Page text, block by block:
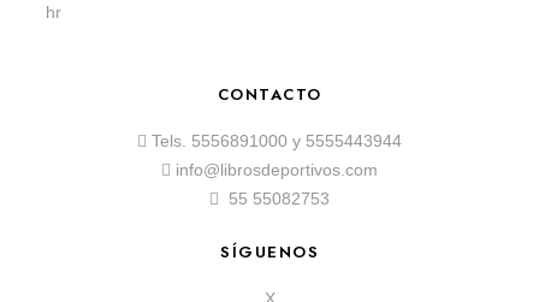
hr
CONTACTO
Tels. 5556891000 y 5555443944
info@librosdeportivos.com
55 55082753
SÍGUENOS
X